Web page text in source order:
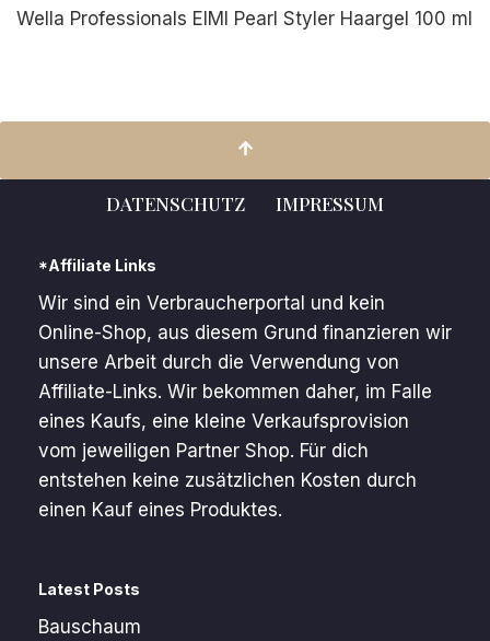
Wella Professionals EIMI Pearl Styler Haargel 100 ml
DATENSCHUTZ IMPRESSUM
*Affiliate Links
Wir sind ein Verbraucherportal und kein
Online-Shop, aus diesem Grund finanzieren wir
unsere Arbeit durch die Verwendung von
Affiliate-Links. Wir bekommen daher, im Falle
eines Kaufs, eine kleine Verkaufsprovision
vom jeweiligen Partner Shop. Für dich
entstehen keine zusätzlichen Kosten durch
einen Kauf eines Produktes.
Latest Posts
Bauschaum